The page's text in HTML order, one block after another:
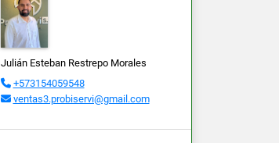
Julián Esteban Restrepo Morales
+573154059548
ventas3.probiservi@gmail.com